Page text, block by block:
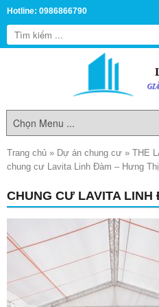
Hotline: 0986866790
Trang chủ » Dự án chung cư » THE
chung cư Lavita Linh Đàm – Hưng
CHUNG CƯ LAVITA LINH